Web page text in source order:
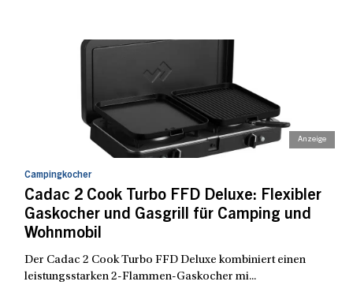
Campingkocher
Cadac 2 Cook Turbo FFD Deluxe: Flexibler
Gaskocher und Gasgrill für Camping und
Wohnmobil
Der Cadac 2 Cook Turbo FFD Deluxe kombiniert einen
leistungsstarken 2-Flammen-Gaskocher mi...